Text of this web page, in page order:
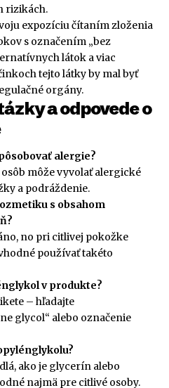
rizikách.
expozíciu čítaním zloženia
s označením „bez
látok a viac
tejto látky by mal byť
orgány.
a odpovede o
alergie?
môže vyvolať alergické
a podráždenie.
s obsahom
no pri citlivej pokožke
používať takéto
v produkte?
– hľadajte
glycol“ alebo označenie
ako je glycerín alebo
najmä pre citlivé osoby.